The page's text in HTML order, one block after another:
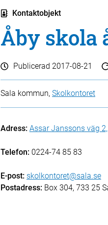
Kontaktobjekt
Åby skola
Publicerad 2017-08-21
Sala kommun, Skolkontoret
Adress: Assar Janssons väg
Telefon: 0224-74 85 83
E-post: skolkontoret@sala.se
Postadress: Box 304, 733 25